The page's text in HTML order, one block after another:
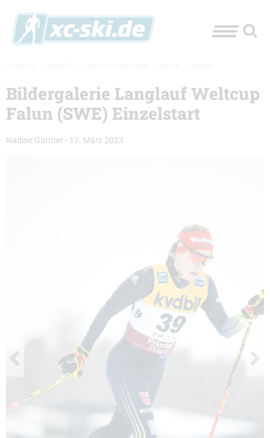
Bildergalerie Langlauf Weltcup
Falun (SWE) Einzelstart
Nadine Gärtner - 17. März 2023